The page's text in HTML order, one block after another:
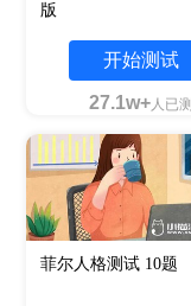
版
开始测试
27.1w+人已测
菲尔人格测试 10题